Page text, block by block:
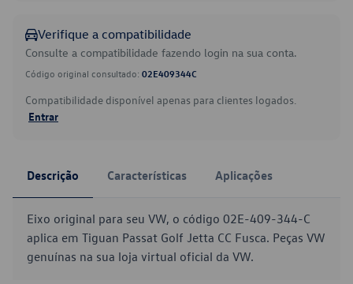
Verifique a compatibilidade
Consulte a compatibilidade fazendo login na sua conta.
Código original consultado: 02E409344C
Compatibilidade disponível apenas para clientes logados.
Entrar
Descrição Características Aplicações
Eixo original para seu VW, o código 02E-409-344-C
aplica em Tiguan Passat Golf Jetta CC Fusca. Peças VW
genuínas na sua loja virtual oficial da VW.